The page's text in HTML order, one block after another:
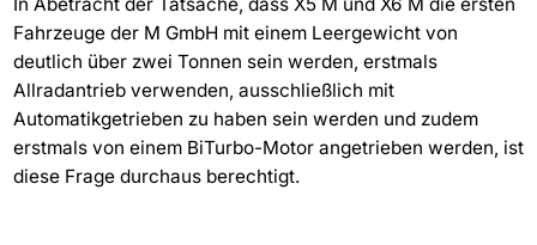
In Abetracht der Tatsache, dass X5 M und X6 M die ersten
Fahrzeuge der M GmbH mit einem Leergewicht von
deutlich über zwei Tonnen sein werden, erstmals
Allradantrieb verwenden, ausschließlich mit
Automatikgetrieben zu haben sein werden und zudem
erstmals von einem BiTurbo-Motor angetrieben werden, ist
diese Frage durchaus berechtigt.